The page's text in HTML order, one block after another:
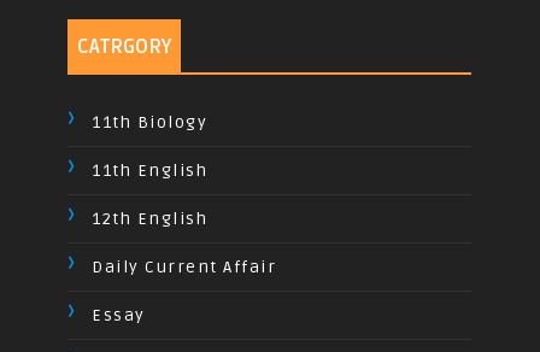
CATRGORY
11th Biology
11th English
12th English
Daily Current Affair
Essay